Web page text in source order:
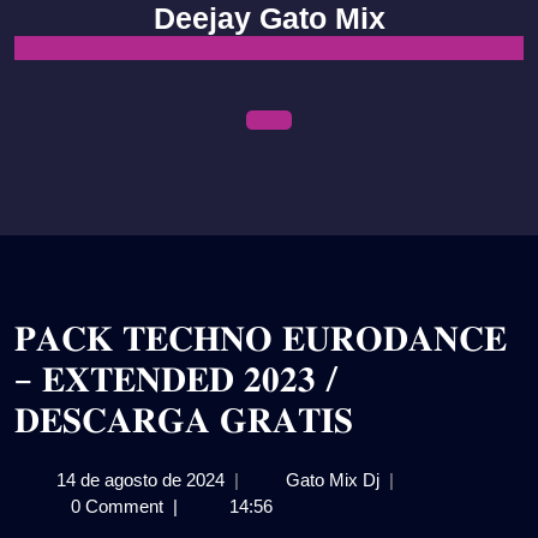
content
Deejay Gato Mix
𝐏𝐀𝐂𝐊 𝐓𝐄𝐂𝐇𝐍𝐎 𝐄𝐔𝐑𝐎𝐃𝐀𝐍𝐂𝐄
– 𝐄𝐗𝐓𝐄𝐍𝐃𝐄𝐃 𝟐𝟎𝟐𝟑 /
𝐃𝐄𝐒𝐂𝐀𝐑𝐆𝐀 𝐆𝐑𝐀𝐓𝐈𝐒
14 de agosto de 202414
de
| Gato Mix Dj𝐏𝐀𝐂𝐊
|
0 Comment | 14:56